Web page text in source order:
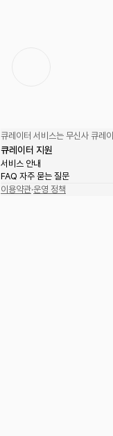
큐레이터 서비스는 무신사 큐레
큐레이터 지원
서비스 안내
FAQ 자주 묻는 질문
이용약관·운영 정책